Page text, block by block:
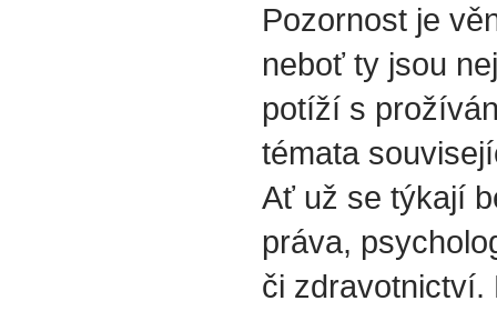
Pozornost je
neboť ty jsou
potíží s
témata
Ať už se týkají
práva,
či zdravotnictví.